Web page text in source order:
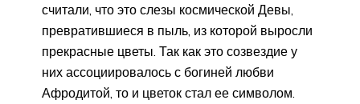
считали, что это слезы космической Девы,
превратившиеся в пыль, из которой выросли
прекрасные цветы. Так как это созвездие у
них ассоциировалось с богиней любви
Афродитой, то и цветок стал ее символом.